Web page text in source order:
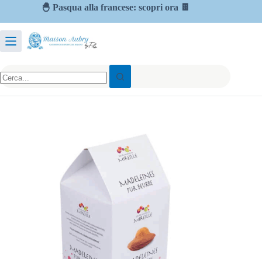
🐣 Pasqua alla francese: scopri ora 🍫